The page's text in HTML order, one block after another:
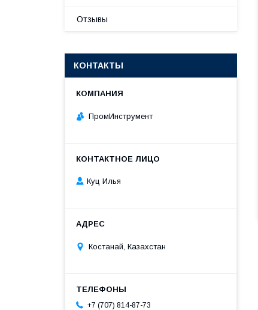
Отзывы
КОНТАКТЫ
ПромИнструмент
Куц Илья
Костанай, Казахстан
+7 (707) 814-87-73